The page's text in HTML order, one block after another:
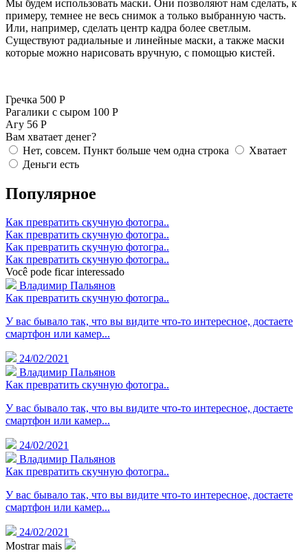
Мы будем использовать маски. Они позволяют нам сделать, к
примеру, темнее не весь снимок а только выбранную часть.
Или, например, сделать центр кадра более светлым.
Существуют радиальные и линейные маски, а также маски
которые можно нарисовать вручную, с помощью кистей.
Гречка 500 Р
Рагалики с сыром 100 Р
Агу 56 Р
Вам хватает денег?
Нет, совсем. Пункт больше чем одна строка
Хватает
Деньги есть
Популярное
Как превратить скучную фотогра..
Как превратить скучную фотогра..
Как превратить скучную фотогра..
Как превратить скучную фотогра..
Você pode ficar interessado
Владимир Пальянов
Как превратить скучную фотогра..
У вас бывало так, что вы видите что-то интересное, достаете
смартфон или камер...
24/02/2021
Владимир Пальянов
Как превратить скучную фотогра..
У вас бывало так, что вы видите что-то интересное, достаете
смартфон или камер...
24/02/2021
Владимир Пальянов
Как превратить скучную фотогра..
У вас бывало так, что вы видите что-то интересное, достаете
смартфон или камер...
24/02/2021
Mostrar mais